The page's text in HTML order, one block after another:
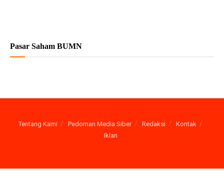
Pasar Saham BUMN
Tentang Kami Pedoman Media Siber Redaksi
Kontak
Iklan